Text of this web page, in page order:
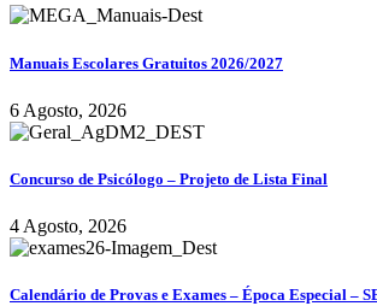
Manuais Escolares Gratuitos 2026/2027
6 Agosto, 2026
Concurso de Psicólogo – Projeto de Lista Final
4 Agosto, 2026
Calendário de Provas e Exames – Época Especial –